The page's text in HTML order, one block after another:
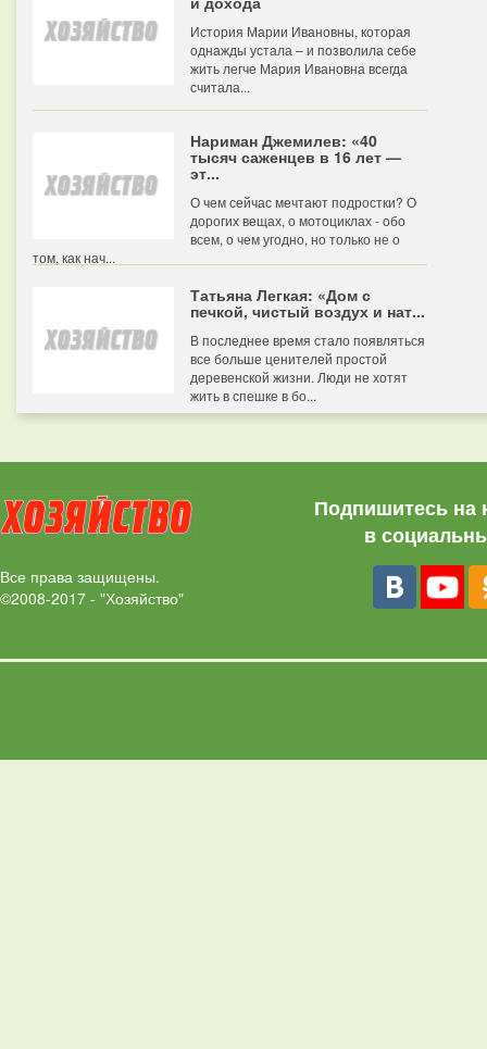
История Марии Ивановны, которая
однажды устала – и позволила себе
жить легче Мария Ивановна всегда
считала...
Нариман Джемилев: «40
тысяч саженцев в 16 лет —
эт...
О чем сейчас мечтают подростки? О
дорогих вещах, о мотоциклах - обо
всем, о чем угодно, но только не о
том, как нач...
Татьяна Легкая: «Дом с
печкой, чистый воздух и нат...
В последнее время стало появляться
все больше ценителей простой
деревенской жизни. Люди не хотят
жить в спешке в бо...
Все права защищены.
©2008-2017 - "Хозяйство"
Подпишитесь на
в